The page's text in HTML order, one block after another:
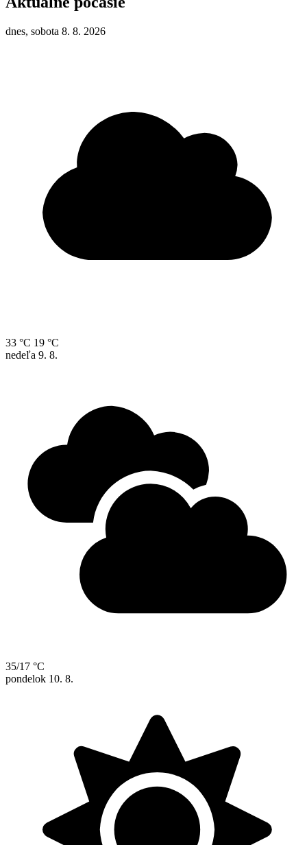
dnes, sobota 8. 8. 2026
33 °C 19 °C
nedeľa 9. 8.
35/17 °C
pondelok 10. 8.